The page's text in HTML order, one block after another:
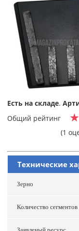
Есть на складе.
Общий рейтинг
(1
Технические
Зерно
Количество сегментов